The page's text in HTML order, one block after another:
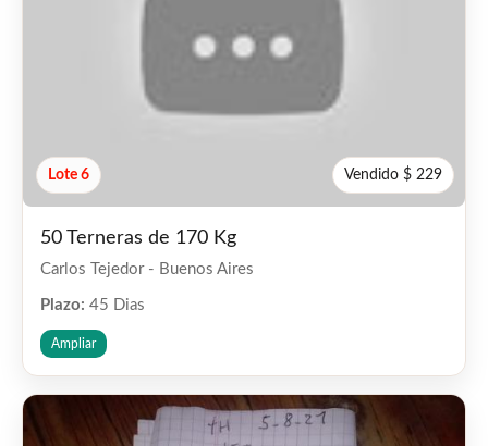
Lote 6 Vendido $ 229
50 Terneras de 170 Kg
Carlos Tejedor - Buenos Aires
Plazo: 45 Dias
Ampliar